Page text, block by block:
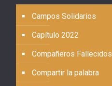
Campos Solidarios
Capítulo 2022
Compañeros Fallecidos
Compartir la palabra